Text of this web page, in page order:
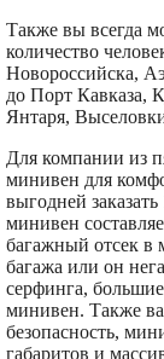
Также вы всегда
количество
Новороссийска,
до Порт Кавказа,
Янтаря,
Для компании из
минивен для
выгодней
минивен
багажный отсек в
багажа или он
серфинга,
минивен. Также
безопасность,
габаритов и